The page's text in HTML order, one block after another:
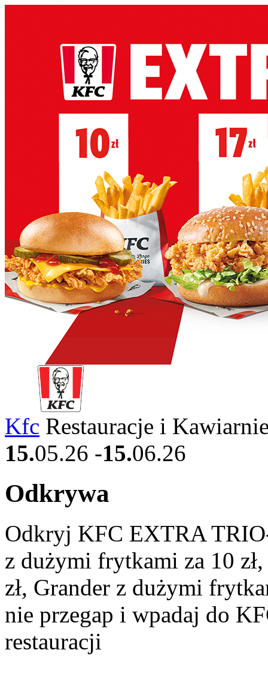
Kfc Restauracje i
15.05.26 -15.06.26
Odkrywa
Odkryj KFC EXTRA
z dużymi frytkami za 10
zł, Grander z dużymi
nie przegap i wpadaj do
restauracji